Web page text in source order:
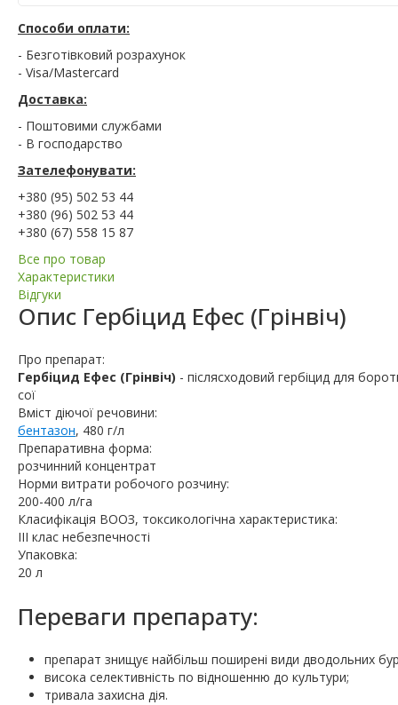
Способи оплати:
- Безготівковий розрахунок
- Visa/Mastercard
Доставка:
- Поштовими службами
- В господарство
Зателефонувати:
+380 (95) 502 53 44
+380 (96) 502 53 44
+380 (67) 558 15 87
Все про товар
Характеристики
Відгуки
Опис Гербіцид Ефес (Грінвіч)
Про препарат:
Гербіцид Ефес (Грінвіч) - післясходовий гербіцид для
сої
Вміст діючої речовини:
бентазон, 480 г/л
Препаративна форма:
розчинний концентрат
Норми витрати робочого розчину:
200-400 л/га
Класифікація ВООЗ, токсикологічна характеристика:
ІІІ клас небезпечності
Упаковка:
20 л
Переваги препарату:
препарат знищує найбільш поширені види дводольних
висока селективність по відношенню до культури;
тривала захисна дія.